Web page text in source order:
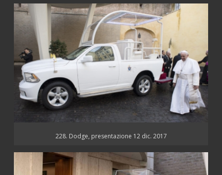
228. Dodge, presentazione 12 dic. 2017